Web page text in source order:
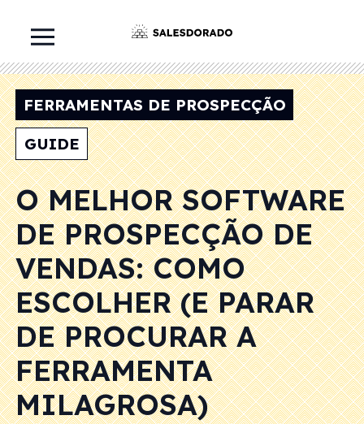
FERRAMENTAS DE PROSPECÇÃO
GUIDE
O MELHOR SOFTWARE
DE PROSPECÇÃO DE
VENDAS: COMO
ESCOLHER (E PARAR
DE PROCURAR A
FERRAMENTA
MILAGROSA)